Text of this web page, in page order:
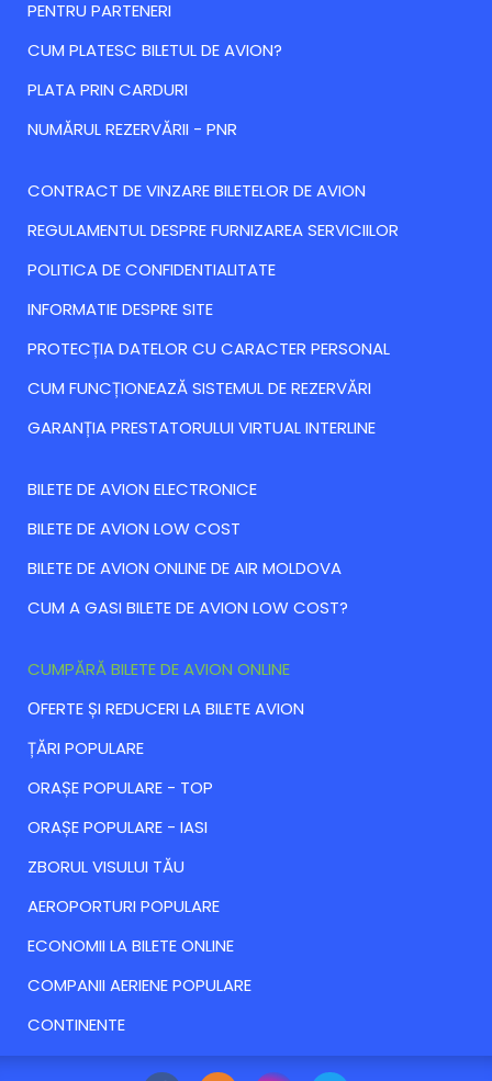
PENTRU PARTENERI
CUM PLATESC BILETUL DE AVION?
PLATA PRIN CARDURI
NUMĂRUL REZERVĂRII - PNR
CONTRACT DE VINZARE BILETELOR DE AVION
REGULAMENTUL DESPRE FURNIZAREA SERVICIILOR
POLITICA DE CONFIDENTIALITATE
INFORMATIE DESPRE SITE
PROTECȚIA DATELOR CU CARACTER PERSONAL
CUM FUNCȚIONEAZĂ SISTEMUL DE REZERVĂRI
GARANȚIA PRESTATORULUI VIRTUAL INTERLINE
BILETE DE AVION ELECTRONICE
BILETE DE AVION LOW COST
BILETE DE AVION ONLINE DE AIR MOLDOVA
CUM A GASI BILETE DE AVION LOW COST?
CUMPĂRĂ BILETE DE AVION ONLINE
ОFERTE ȘI REDUCERI LA BILETE AVION
ȚĂRI POPULARE
ORAȘE POPULARE - TOP
ORAȘE POPULARE - IASI
ZBORUL VISULUI TĂU
AEROPORTURI POPULARE
ECONOMII LA BILETE ONLINE
COMPANII AERIENE POPULARE
CONTINENTE